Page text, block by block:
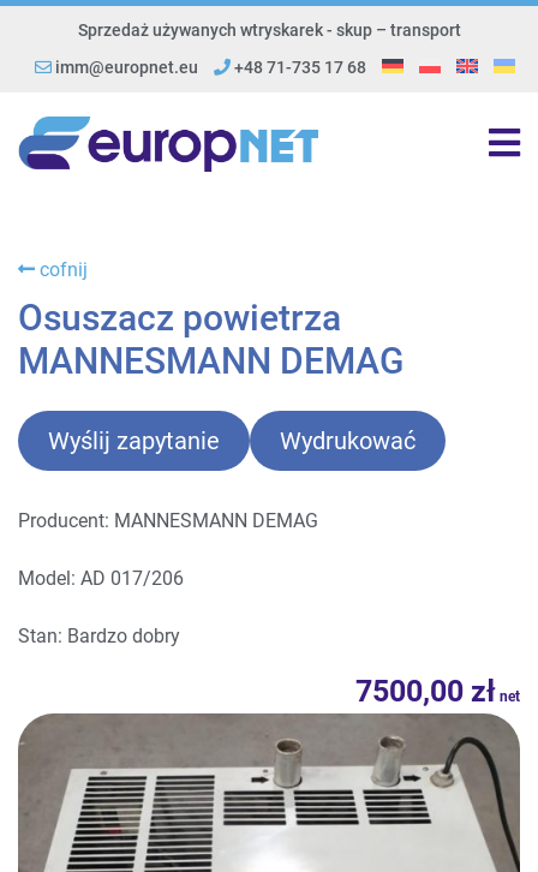
Sprzedaż używanych wtryskarek - skup – transport
imm@europnet.eu
+48 71-735 17 68
cofnij
Osuszacz powietrza
MANNESMANN DEMAG
Wyślij zapytanie Wydrukować
Producent: MANNESMANN DEMAG
Model: AD 017/206
Stan: Bardzo dobry
7500,00 zł